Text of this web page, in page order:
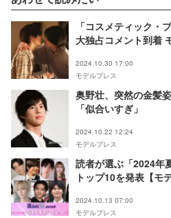
「コスメティック・
大独占コメント到着
2024.10.30 17:00
モデルプレス
奥野壮、突然の金髪
「似合いすぎ」
2024.10.22 12:24
モデルプレス
読者が選ぶ「2024年
トップ10を発表【モ
2024.10.13 07:00
モデルプレス